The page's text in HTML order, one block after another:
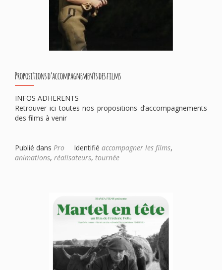
Propositions d’accompagnements des films
INFOS ADHERENTS
Retrouver ici toutes nos propositions d’accompagnements
des films à venir
Publié dans Pro Identifié accompagner les films,
animations, réalisateurs, tournée